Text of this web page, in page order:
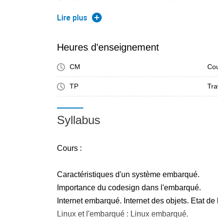
Modulation LoRa et architecture LoRaWAN.
Pi :
TP1. Distribution standard Raspbian et
connecté contrôlable localement et à distance
TP2. Mise en oeuvre de MQTT.
LoRaWAN communautaire TTN et contrôlable
Lire plus
Heures d'enseignement
CM
TP
Syllabus
Cours :
Caractéristiques d'un système embarqué.
Importance du codesign dans l'embarqué.
Internet embarqué. Internet des objets. Etat de
Linux et l'embarqué : Linux embarqué.